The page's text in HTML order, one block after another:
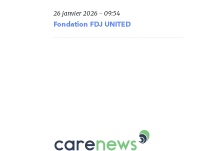
26 janvier 2026 - 09:54
Fondation FDJ UNITED
Le